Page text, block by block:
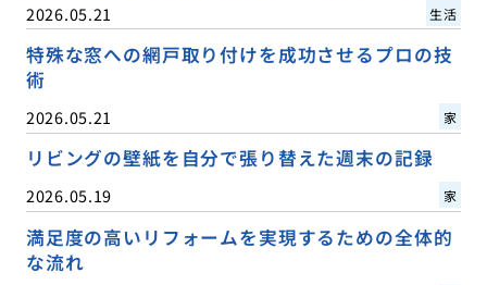
2026.05.21 生活
特殊な窓への網戸取り付けを成功させるプロの技
術
2026.05.21 家
リビングの壁紙を自分で張り替えた週末の記録
2026.05.19 家
満足度の高いリフォームを実現するための全体的
な流れ